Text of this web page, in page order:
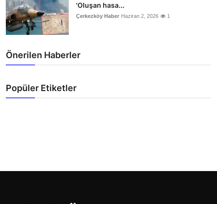
'Oluşan hasa...
Çerkezköy Haber Haziran 2, 2026 1
Önerilen Haberler
Popüler Etiketler